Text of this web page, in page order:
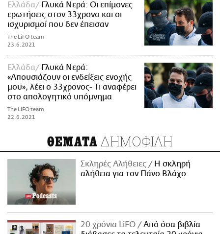
Ελλάδα
Γλυκά Νερά: Οι επίμονες
ερωτήσεις στον 33χρονο και οι
ισχυρισμοί που δεν έπεισαν
The LiFO team
23.6.2021
Ελλάδα
Γλυκά Νερά:
«Απουσιάζουν οι ενδείξεις ενοχής
μου», λέει ο 33χρονος- Τι αναφέρει
στο απολογητικό υπόμνημα
The LiFO team
22.6.2021
ΘΕΜΑΤΑ ΔΗΜΟΦΙΛΗ
Σκληρές Αλήθειες
H σκληρή
αλήθεια για τον Πάνο Βλάχο
20 χρόνια LiFO
Από όσα βιβλία